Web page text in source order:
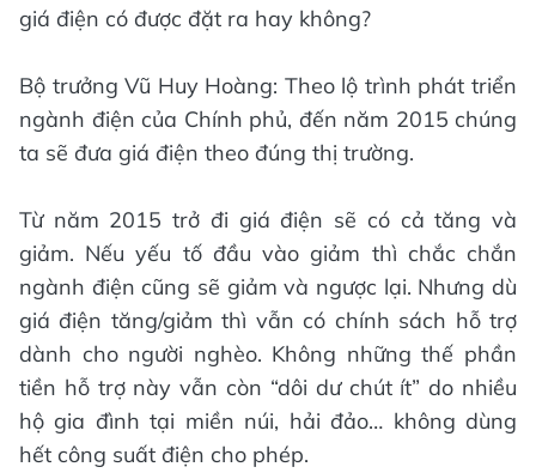
giá điện có được đặt ra hay không?
Bộ trưởng Vũ Huy Hoàng: Theo lộ trình phát triển
ngành điện của Chính phủ, đến năm 2015 chúng
ta sẽ đưa giá điện theo đúng thị trường.
Từ năm 2015 trở đi giá điện sẽ có cả tăng và
giảm. Nếu yếu tố đầu vào giảm thì chắc chắn
ngành điện cũng sẽ giảm và ngược lại. Nhưng dù
giá điện tăng/giảm thì vẫn có chính sách hỗ trợ
dành cho người nghèo. Không những thế phần
tiền hỗ trợ này vẫn còn “dôi dư chút ít” do nhiều
hộ gia đình tại miền núi, hải đảo… không dùng
hết công suất điện cho phép.